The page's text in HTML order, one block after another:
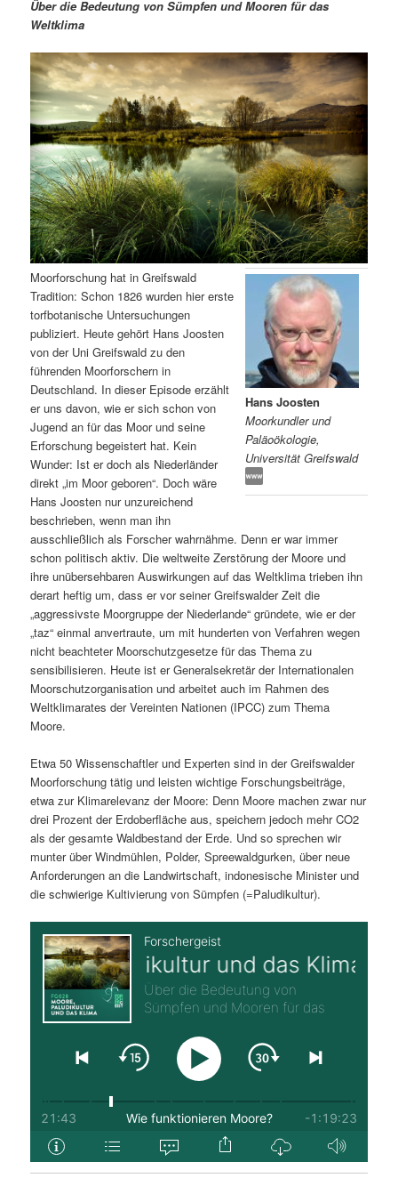
r
e
n
I
n
h
a
s
p
r
i
n
g
e
n
d
ä
r
e
n
I
n
l
t
s
p
r
i
n
g
e
n
n
a
g
a
t
i
o
n
Über die Bedeutung von Sümpfen und Mooren für das
Weltklima
Hans Joosten
Moorkundler und
Paläoökologie,
Universität Greifswald
Moorforschung hat in Greifswald
Tradition: Schon 1826 wurden hier erste
torfbotanische Untersuchungen
publiziert. Heute gehört Hans Joosten
von der Uni Greifswald zu den
führenden Moorforschern in
Deutschland. In dieser Episode erzählt
er uns davon, wie er sich schon von
Jugend an für das Moor und seine
Erforschung begeistert hat. Kein
Wunder: Ist er doch als Niederländer
direkt „im Moor geboren“. Doch wäre
Hans Joosten nur unzureichend
beschrieben, wenn man ihn
ausschließlich als Forscher wahrnähme. Denn er war immer
schon politisch aktiv. Die weltweite Zerstörung der Moore und
ihre unübersehbaren Auswirkungen auf das Weltklima trieben ihn
derart heftig um, dass er vor seiner Greifswalder Zeit die
„aggressivste Moorgruppe der Niederlande“ gründete, wie er der
„taz“ einmal anvertraute, um mit hunderten von Verfahren wegen
nicht beachteter Moorschutzgesetze für das Thema zu
sensibilisieren. Heute ist er Generalsekretär der Internationalen
Moorschutzorganisation und arbeitet auch im Rahmen des
Weltklimarates der Vereinten Nationen (IPCC) zum Thema
Moore.
Etwa 50 Wissenschaftler und Experten sind in der Greifswalder
Moorforschung tätig und leisten wichtige Forschungsbeiträge,
etwa zur Klimarelevanz der Moore: Denn Moore machen zwar nur
drei Prozent der Erdoberfläche aus, speichern jedoch mehr CO2
als der gesamte Waldbestand der Erde. Und so sprechen wir
munter über Windmühlen, Polder, Spreewaldgurken, über neue
Anforderungen an die Landwirtschaft, indonesische Minister und
die schwierige Kultivierung von Sümpfen (=Paludikultur).